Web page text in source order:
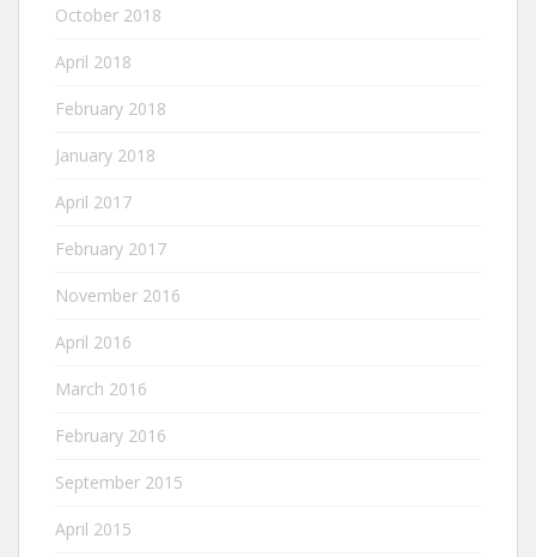
October 2018
April 2018
February 2018
January 2018
April 2017
February 2017
November 2016
April 2016
March 2016
February 2016
September 2015
April 2015